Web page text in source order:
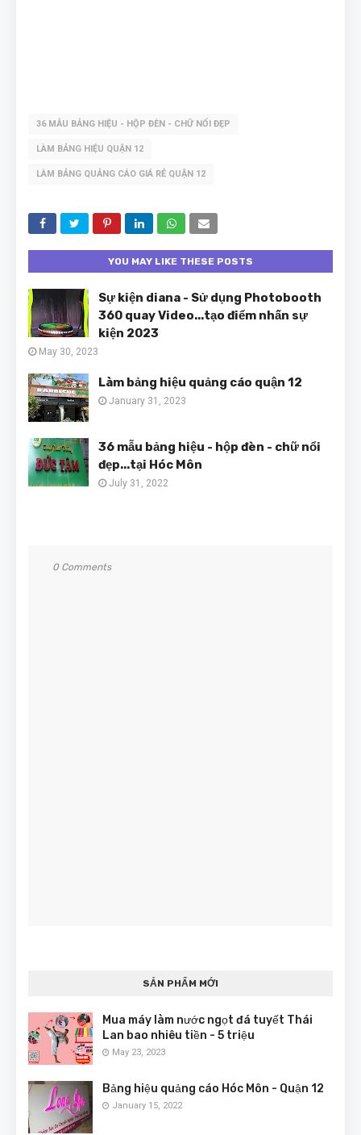
36 MẪU BẢNG HIỆU - HỘP ĐÈN - CHỮ NỔI ĐẸP
LÀM BẢNG HIỆU QUẬN 12
LÀM BẢNG QUẢNG CÁO GIÁ RẺ QUẬN 12
YOU MAY LIKE THESE POSTS
Sự kiện diana - Sử dụng Photobooth
360 quay Video...tạo điểm nhấn sự
kiện 2023
May 30, 2023
Làm bảng hiệu quảng cáo quận 12
January 31, 2023
36 mẫu bảng hiệu - hộp đèn - chữ nổi
đẹp...tại Hóc Môn
July 31, 2022
0 Comments
SẢN PHẨM MỚI
Mua máy làm nước ngọt đá tuyết Thái
Lan bao nhiêu tiền - 5 triệu
May 23, 2023
Bảng hiệu quảng cáo Hóc Môn - Quận 12
January 15, 2022